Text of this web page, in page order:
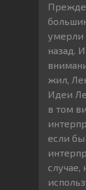
Прежде
умерли
назад.
жил,
Идеи
в том
если
случае,